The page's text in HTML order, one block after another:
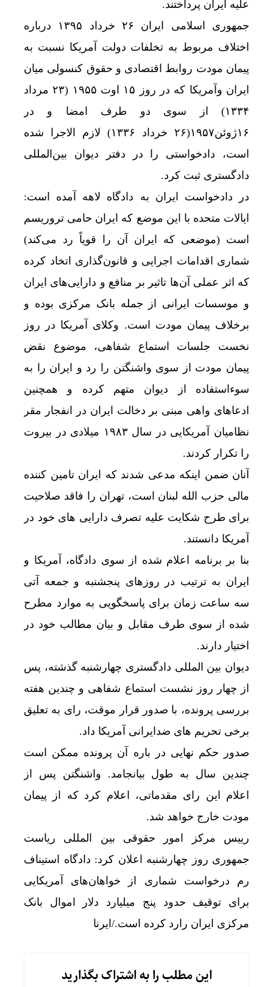
علیه ایران پرداختند.
جمهوری اسلامی ایران ۲۶ خرداد ۱۳۹۵ درباره
اختلاف مربوط به تخلفات دولت آمریکا نسبت به
پیمان مودت روابط اقتصادی و حقوق کنسولی میان
ایران وآمریکا که در روز ۱۵ اوت ۱۹۵۵ (۲۳ مرداد
۱۳۳۴) از سوی دو طرف امضا و در
۱۶ژوئن۱۹۵۷(۲۶ خرداد ۱۳۳۶) لازم الاجرا شده
است، دادخواستی را در دفتر دیوان بین‌المللی
دادگستری ثبت کرد.
در دادخواست ایران به دادگاه لاهه آمده است:
ایالات متحده با این موضع که ایران حامی تروریسم
است (موضعی که ایران آن را قویاً رد می‌کند)
شماری اقدامات اجرایی و قانون‌گذاری اتخاد کرده
که اثر عملی آن‌ها تاثیر بر منافع و دارایی‌های ایران
و موسسات ایرانی از جمله بانک مرکزی بوده و
برخلاف پیمان مودت است. وکلای آمریکا در روز
نخست جلسات استماع شفاهی، موضوع نقض
پیمان مودت از سوی واشنگتن را رد و ایران را به
سوءاستفاده از دیوان متهم کرده و همچنین
ادعاهای واهی مبنی بر دخالت ایران در انفجار مقر
نظامیان آمریکایی در سال ۱۹۸۳ میلادی در بیروت
را تکرار کردند.
آنان ضمن اینکه مدعی شدند که ایران تامین کننده
مالی حزب الله لبنان است، تهران را فاقد صلاحیت
برای طرح شکایت علیه تصرف دارایی های خود در
آمریکا دانستند.
بنا بر برنامه اعلام شده از سوی دادگاه، آمریکا و
ایران به ترتیب در روزهای پنجشنبه و جمعه آتی
سه ساعت زمان برای پاسخگویی به موارد مطرح
شده از سوی طرف مقابل و بیان مطالب خود در
اختیار دارند.
دیوان بین المللی دادگستری چهارشنبه گذشته، پس
از چهار روز نشست استماع شفاهی و چندین هفته
بررسی پرونده، با صدور قرار موقت، رای به تعلیق
برخی تحریم های ضدایرانی آمریکا داد.
صدور حکم نهایی در باره آن پرونده ممکن است
چندین سال به طول بیانجامد. واشنگتن پس از
اعلام این رای مقدماتی، اعلام کرد که از پیمان
مودت خارج خواهد شد.
رییس مرکز امور حقوقی بین المللی ریاست
جمهوری روز چهارشنبه اعلان کرد: دادگاه استیناف
رم درخواست شماری از خواهان‌های آمریکایی
برای توقیف حدود پنج میلیارد دلار اموال بانک
مرکزی ایران رارد کرده است./ایرنا
این مطلب را به اشتراک بگذارید